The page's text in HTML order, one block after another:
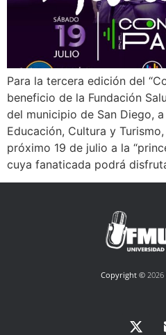
Para la tercera edición del
beneficio de la Fundación
del municipio de San Diego,
Educación, Cultura y
próximo 19 de julio a la
cuya fanaticada podrá
Copyright © 2026